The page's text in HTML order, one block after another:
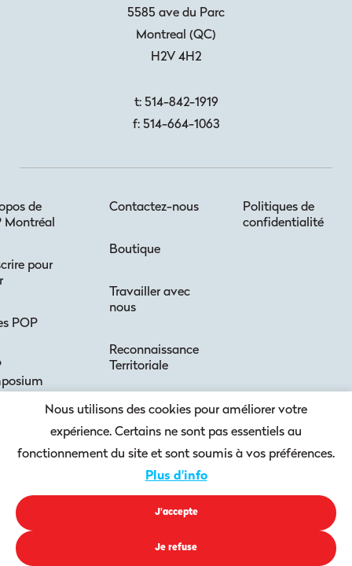
Nous utilisons des cookies pour améliorer votre
expérience. Certains ne sont pas essentiels au
fonctionnement du site et sont soumis à vos préférences.
Plus d'info
J'accepte
Je refuse
5585 ave du Parc
Montreal (QC)
H2V 4H2
t: 514-842-1919
f: 514-664-1063
de
Montréal
pour
POP
Contactez-nous
Boutique
Travailler avec
nous
Reconnaissance
Territoriale
Accessibilité
Code de
sécurité
Politiques de
confidentialité